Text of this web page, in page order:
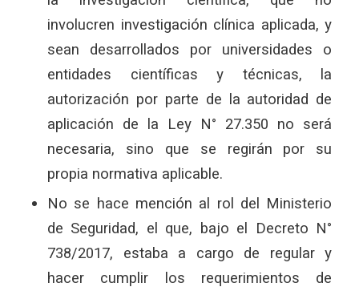
involucren investigación clínica aplicada, y
sean desarrollados por universidades o
entidades científicas y técnicas, la
autorización por parte de la autoridad de
aplicación de la Ley N° 27.350 no será
necesaria, sino que se regirán por su
propia normativa aplicable.
No se hace mención al rol del Ministerio
de Seguridad, el que, bajo el Decreto N°
738/2017, estaba a cargo de regular y
hacer cumplir los requerimientos de